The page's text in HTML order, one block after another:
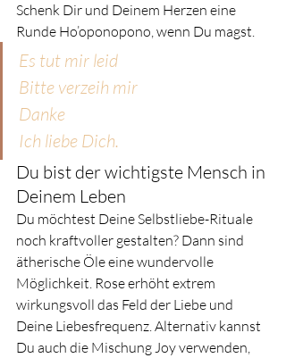
Schenk Dir und Deinem Herzen eine
Runde Ho’oponopono, wenn Du magst.
Es tut mir leid
Bitte verzeih mir
Danke
Ich liebe Dich.
Du bist der wichtigste Mensch in
Deinem Leben
Du möchtest Deine Selbstliebe-Rituale
noch kraftvoller gestalten? Dann sind
ätherische Öle eine wundervolle
Möglichkeit. Rose erhöht extrem
wirkungsvoll das Feld der Liebe und
Deine Liebesfrequenz. Alternativ kannst
Du auch die Mischung Joy verwenden,